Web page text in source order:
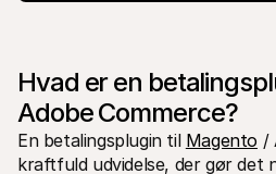
Hvad er en
Adobe Commerce?
En betalingsplugin til Magento /
kraftfuld udvidelse, der gør det